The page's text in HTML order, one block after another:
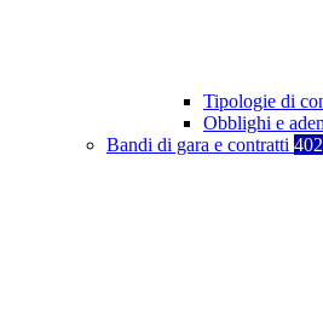
Tipologie di
Obblighi e
Bandi di gara e contratti 402